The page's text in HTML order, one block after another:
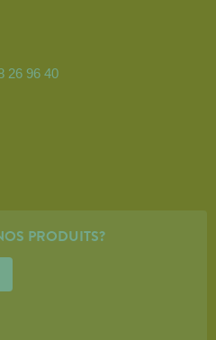
26 96 40
PRODUITS?